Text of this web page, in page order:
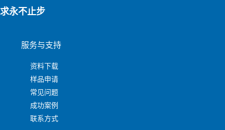
永不止步
服务与支持
资料下载
样品申请
常见问题
成功案例
联系方式